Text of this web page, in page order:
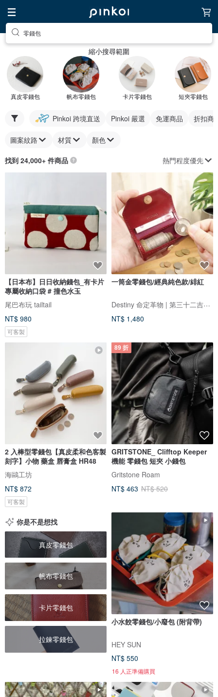
零錢包
縮小搜尋範圍
真皮零錢包 帆布零錢包 卡片零錢包 短夾零錢包
Pinkoi 跨境直送 Pinkoi 嚴選 免運商品 折扣商
圖案紋路 材質 顏色
找到 24,000+ 件商品 熱門程度優先
【日本布】日日收納錢包_有卡片
專屬收納口袋 # 撞色水玉
尾巴布玩 tailtail
NT$ 980
可客製
一筒金零錢包/經典純色款/緋紅
Destiny 命定革物 | 第三十二吉室 |
NT$ 1,480
2 入棒型零錢包【真皮柔和色客製
刻字】小物 藥盒 唇膏盒 HR48
海鷗工坊
NT$ 872
可客製
89 折
GRITSTONE_ Clifftop Keeper
機能 零錢包 短夾 小錢包
Gritstone Roam
NT$ 463 NT$ 520
你是不是想找
真皮零錢包
帆布零錢包
卡片零錢包
拉鍊零錢包
小水餃零錢包/小廢包 (附背帶)
HEY SUN
NT$ 550
16 人正準備購買